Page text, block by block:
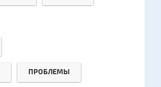
ПРОБЛЕМЫ